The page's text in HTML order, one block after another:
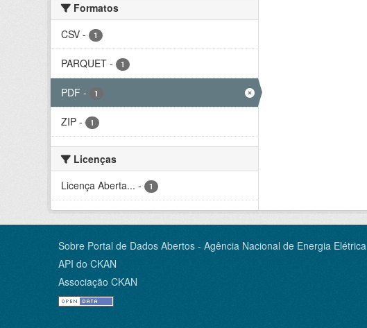
Formatos
CSV - 1
PARQUET - 1
PDF - 1
ZIP - 1
Licenças
Licença Aberta... - 1
Sobre Portal de Dados Abertos - Agência Nacional de Energia Elétrica
API do CKAN
Associação CKAN